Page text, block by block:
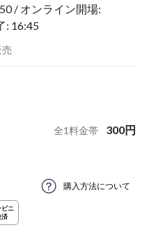
/ オンライン開場:
: 16:45
全1料金帯 300円
購入方法について